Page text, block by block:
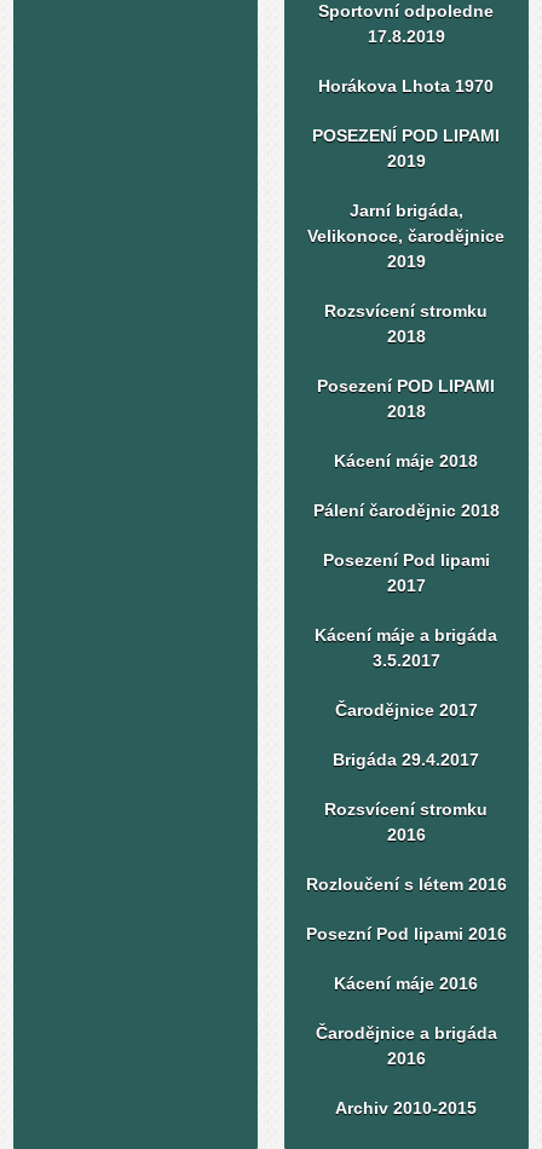
Sportovní odpoledne
17.8.2019
Horákova Lhota 1970
POSEZENÍ POD LIPAMI
2019
Jarní brigáda,
Velikonoce, čarodějnice
2019
Rozsvícení stromku
2018
Posezení POD LIPAMI
2018
Kácení máje 2018
Pálení čarodějnic 2018
Posezení Pod lipami
2017
Kácení máje a brigáda
3.5.2017
Čarodějnice 2017
Brigáda 29.4.2017
Rozsvícení stromku
2016
Rozloučení s létem 2016
Posezní Pod lipami 2016
Kácení máje 2016
Čarodějnice a brigáda
2016
Archiv 2010-2015